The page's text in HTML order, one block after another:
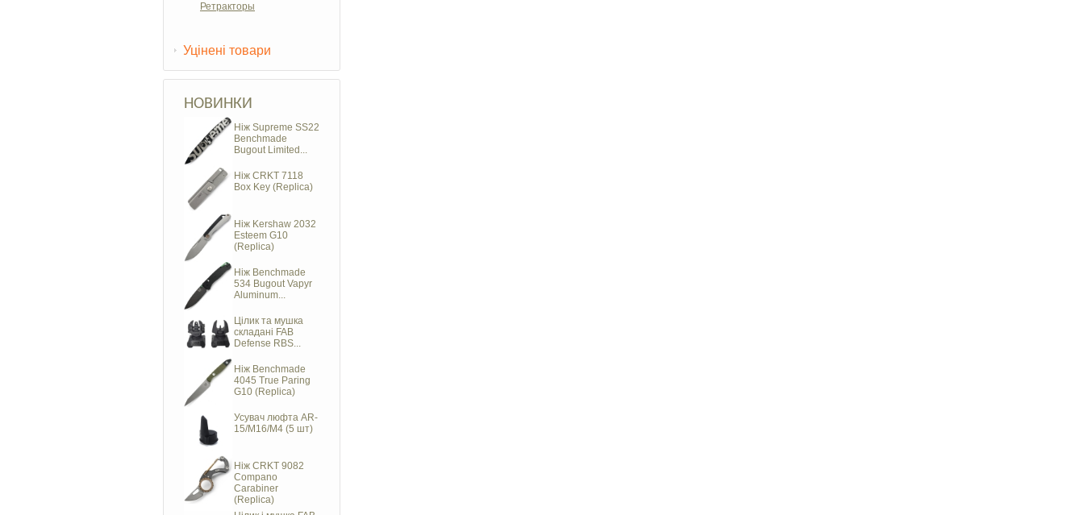
Ретракторы
Уцінені товари
НОВИНКИ
Ніж Supreme SS22
Benchmade
Bugout Limited...
Ніж CRKT 7118
Box Key (Replica)
Ніж Kershaw 2032
Esteem G10
(Replica)
Ніж Benchmade
534 Bugout Vapyr
Aluminum...
Цілик та мушка
складані FAB
Defense RBS...
Ніж Benchmade
4045 True Paring
G10 (Replica)
Усувач люфта AR-
15/M16/M4 (5 шт)
Ніж CRKT 9082
Compano
Carabiner
(Replica)